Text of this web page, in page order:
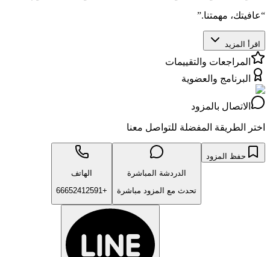
“عافيتك، مهمتنا.”
اقرأ المزيد
المراجعات والتقييمات
البرنامج والعضوية
الاتصال بالمزود
اختر الطريقة المفضلة للتواصل معنا
حفظ المزود
الدردشة المباشرة
تحدث مع المزود مباشرة
الهاتف
+66652412591